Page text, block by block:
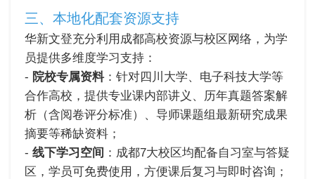
三、本地化配套资源支持
华新文登充分利用成都高校资源与校区网络，为学
员提供多维度学习支持：
- 院校专属资料：针对四川大学、电子科技大学等
合作高校，提供专业课内部讲义、历年真题答案解
析（含阅卷评分标准）、导师课题组最新研究成果
摘要等稀缺资料；
- 线下学习空间 ：成都7大校区均配备自习室与答疑
区，学员可免费使用，方便课后复习与即时咨询；